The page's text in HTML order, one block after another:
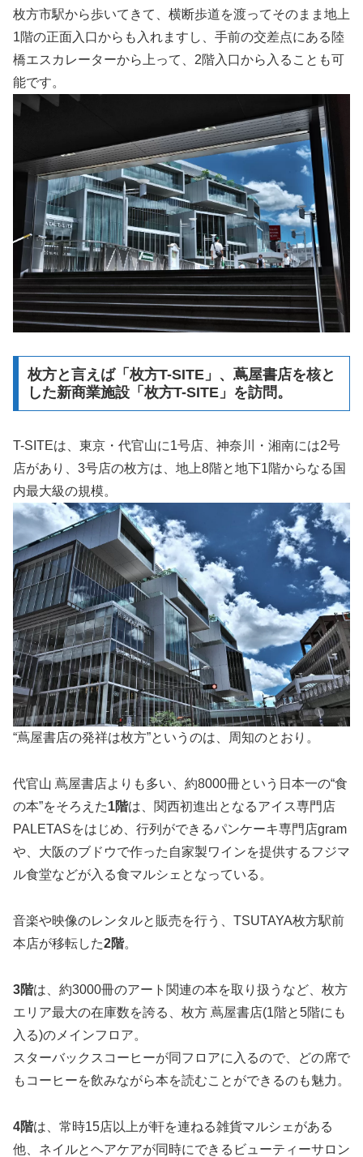
枚方市駅から歩いてきて、横断歩道を渡ってそのまま地上
1階の正面入口からも入れますし、手前の交差点にある陸
橋エスカレーターから上って、2階入口から入ることも可
能です。
枚方と言えば「枚方T-SITE」、蔦屋書店を核と
した新商業施設「枚方T-SITE」を訪問。
T-SITEは、東京・代官山に1号店、神奈川・湘南には2号
店があり、3号店の枚方は、地上8階と地下1階からなる国
内最大級の規模。
“蔦屋書店の発祥は枚方”というのは、周知のとおり。
代官山 蔦屋書店よりも多い、約8000冊という日本一の“食
の本”をそろえた1階は、関西初進出となるアイス専門店
PALETASをはじめ、行列ができるパンケーキ専門店gram
や、大阪のブドウで作った自家製ワインを提供するフジマ
ル食堂などが入る食マルシェとなっている。
音楽や映像のレンタルと販売を行う、TSUTAYA枚方駅前
本店が移転した2階。
3階は、約3000冊のアート関連の本を取り扱うなど、枚方
エリア最大の在庫数を誇る、枚方 蔦屋書店(1階と5階にも
入る)のメインフロア。
スターバックスコーヒーが同フロアに入るので、どの席で
もコーヒーを飲みながら本を読むことができるのも魅力。
4階は、常時15店以上が軒を連ねる雑貨マルシェがある
他、ネイルとヘアケアが同時にできるビューティーサロン